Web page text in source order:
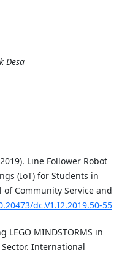
Desa
Line Follower Robot
(IoT) for Students in
of Community Service and
dc.V1.I2.2019.50-55
LEGO MINDSTORMS in
International